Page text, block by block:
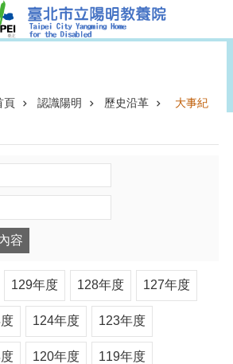
頁 認識陽明 歷史沿革 大事紀
129年度 128年度 127年度
124年度 123年度
120年度 119年度